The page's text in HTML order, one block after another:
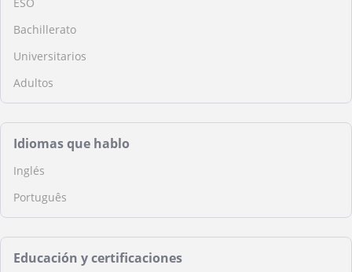
Bachillerato
Universitarios
Adultos
Idiomas que hablo
Inglés
Português
Educación y certificaciones